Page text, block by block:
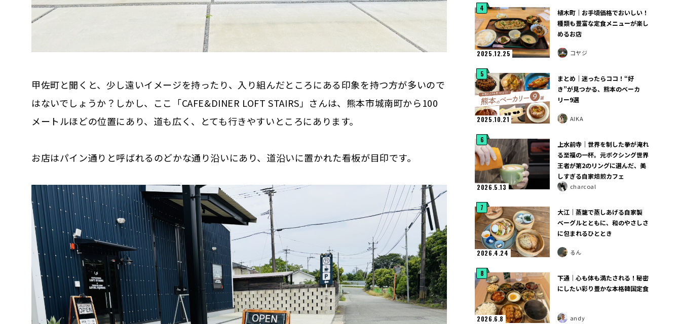
甲佐町と聞くと、少し遠いイメージを持ったり、入り組んだところにある印象を持つ方が多いので
はないでしょうか？しかし、ここ「CAFE&DINER LOFT STAIRS」さんは、熊本市城南町から100
メートルほどの位置にあり、道も広く、とても行きやすいところにあります。
お店はパイン通りと呼ばれるのどかな通り沿いにあり、道沿いに置かれた看板が目印です。
4
2025.12.25
植木町｜お手頃価格でおいしい！
種類も豊富な定食メニューが楽し
めるお店
コヤジ
5
2025.10.21
まとめ｜迷ったらココ！“好
き”が見つかる、熊本のベーカ
リー9選
AIKA
6
2026.5.13
上水前寺｜世界を制した拳が淹れ
る至福の一杯。元ボクシング世界
王者が第2のリングに選んだ、美
しすぎる自家焙煎カフェ
charcoal
7
2026.4.24
大江｜蒸籠で蒸しあげる自家製
ベーグルとともに、和のやさしさ
に包まれるひととき
るん
8
2026.6.8
下通｜心も体も満たされる！秘密
にしたい彩り豊かな本格韓国定食
andy